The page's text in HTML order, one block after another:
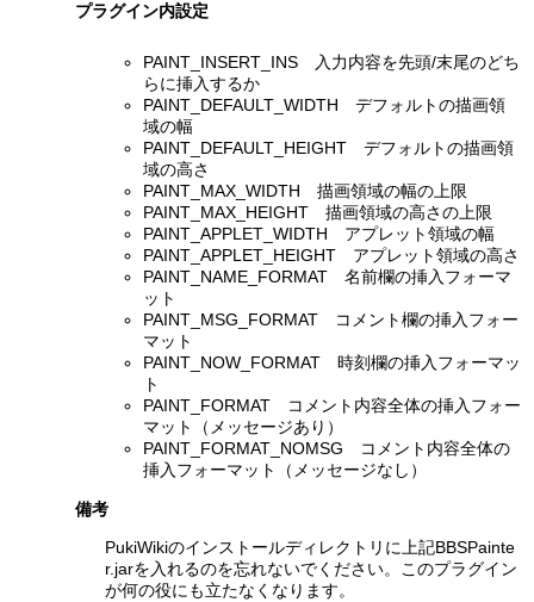
プラグイン内設定
PAINT_INSERT_INS 入力内容を先頭/末尾のどち
らに挿入するか
PAINT_DEFAULT_WIDTH デフォルトの描画領
域の幅
PAINT_DEFAULT_HEIGHT デフォルトの描画領
域の高さ
PAINT_MAX_WIDTH 描画領域の幅の上限
PAINT_MAX_HEIGHT 描画領域の高さの上限
PAINT_APPLET_WIDTH アプレット領域の幅
PAINT_APPLET_HEIGHT アプレット領域の高さ
PAINT_NAME_FORMAT 名前欄の挿入フォーマ
ット
PAINT_MSG_FORMAT コメント欄の挿入フォー
マット
PAINT_NOW_FORMAT 時刻欄の挿入フォーマッ
ト
PAINT_FORMAT コメント内容全体の挿入フォー
マット（メッセージあり）
PAINT_FORMAT_NOMSG コメント内容全体の
挿入フォーマット（メッセージなし）
備考
PukiWikiのインストールディレクトリに上記BBSPainte
r.jarを入れるのを忘れないでください。このプラグイン
が何の役にも立たなくなります。